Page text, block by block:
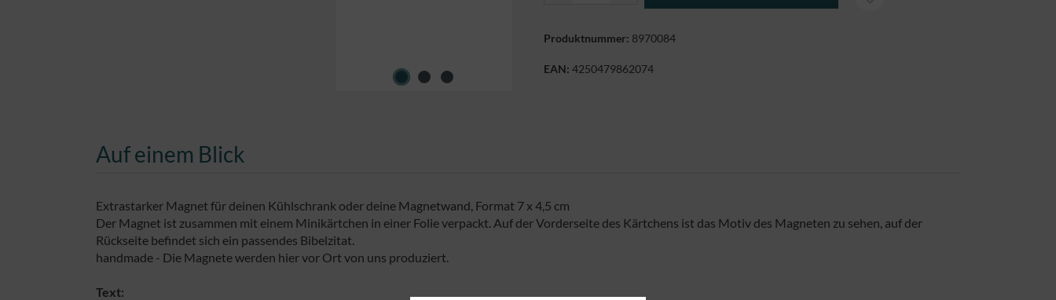
Produktnummer: 8970084
EAN: 4250479862074
Auf einem Blick
Extrastarker Magnet für deinen Kühlschrank oder deine Magnetwand, Format 7 x 4,5 cm
Der Magnet ist zusammen mit einem Minikärtchen in einer Folie verpackt. Auf der Vorderseite des Kärtchens ist das Motiv des Magneten zu sehen, auf der
Rückseite befindet sich ein passendes Bibelzitat.
handmade - Die Magnete werden hier vor Ort von uns produziert.
Text: